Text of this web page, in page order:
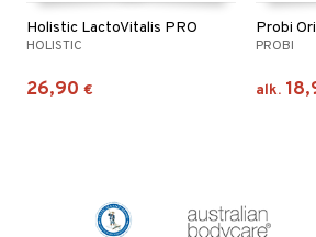
Holistic LactoVitalis PRO
HOLISTIC
26,90 €
Probi
PROBI
alk.